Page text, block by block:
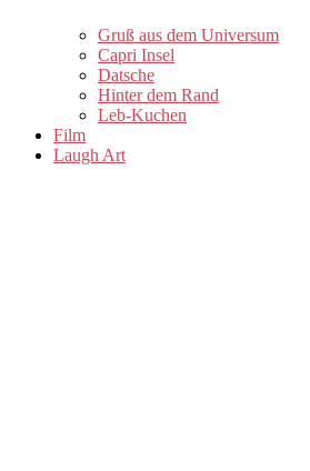
Gruß aus dem Universum
Capri Insel
Datsche
Hinter dem Rand
Leb-Kuchen
Film
Laugh Art